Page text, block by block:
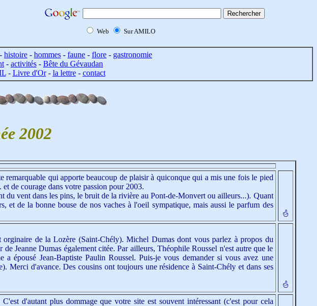
Web Sur AMILO
- histoire - hommes - faune - flore - gastronomie
- activités - Bête du Gévaudan
- Livre d'Or- la lettre- contact
2002
qui apporte beaucoup de plaisir à quiconque qui a mis une fois le pied
de courage dans votre passion pour 2003.
vent dans les pins, le bruit de la rivière au Pont-de-Monvert ou ailleurs...). Quant
de la bonne bouse de nos vaches à l'oeil sympatique, mais aussi le parfum des
de la Lozère (Saint-Chély). Michel Dumas dont vous parlez à propos du
Jeanne Dumas également citée. Par ailleurs, Théophile Roussel n'est autre que le
épousé Jean-Baptiste Paulin Roussel. Puis-je vous demander si vous avez une
Merci d'avance. Des cousins ont toujours une résidence à Saint-Chély et dans ses
d'autant plus dommage que votre site est souvent intéressant (c'est pour cela